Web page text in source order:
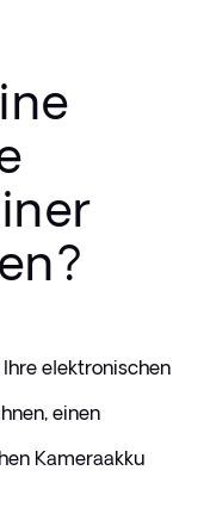
elektronischen
einen
Kameraakku